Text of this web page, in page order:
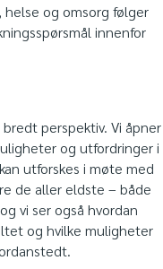
og omsorg følger
innenfor
perspektiv. Vi åpner
og utfordringer i
utforskes i møte med
de aller eldste – både
vi ser også hvordan
og hvilke muligheter